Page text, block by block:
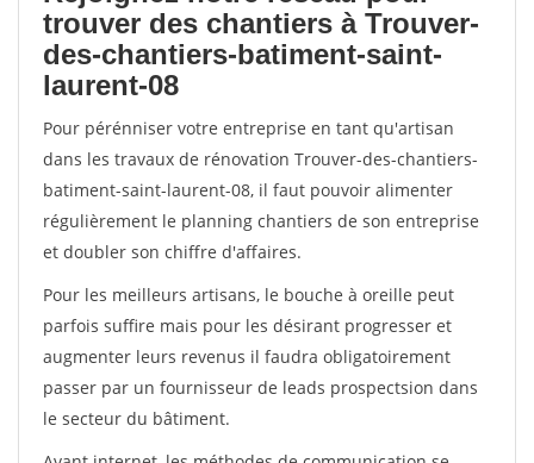
trouver des chantiers à Trouver-
des-chantiers-batiment-saint-
laurent-08
Pour pérénniser votre entreprise en tant qu'artisan
dans les travaux de rénovation Trouver-des-chantiers-
batiment-saint-laurent-08, il faut pouvoir alimenter
régulièrement le planning chantiers de son entreprise
et doubler son chiffre d'affaires.
Pour les meilleurs artisans, le bouche à oreille peut
parfois suffire mais pour les désirant progresser et
augmenter leurs revenus il faudra obligatoirement
passer par un fournisseur de leads prospectsion dans
le secteur du bâtiment.